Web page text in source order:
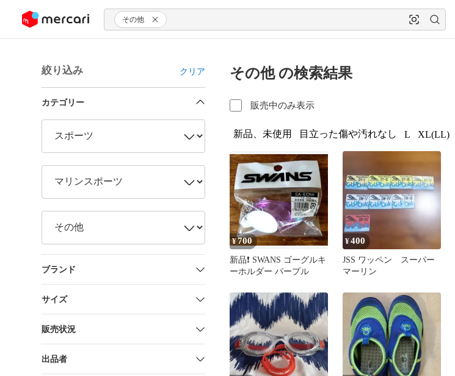
ツにスキップ その他
絞り込み クリア
カテゴリー
ブランド
サイズ
販売状況
出品者
その他 の検索結果
販売中のみ表示
新品、未使用 目立った傷や汚れなし L XL(LL)
¥700
新品❗ SWANS ゴーグルキ
ーホルダー パープル
¥400
JSS ワッペン スーパー
マーリン